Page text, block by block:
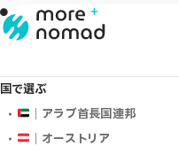
国で選ぶ
｜アラブ首長国連邦
｜オーストリア